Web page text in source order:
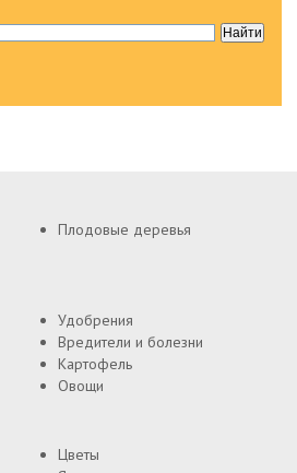
Плодовые деревья
Удобрения
Вредители и болезни
Картофель
Овощи
Цветы